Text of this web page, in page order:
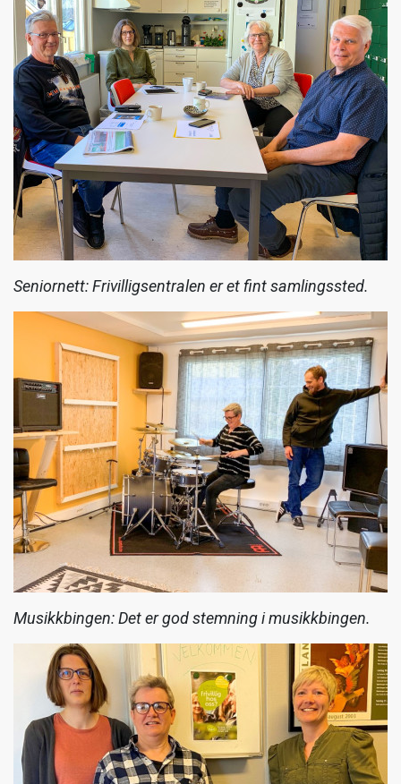
Seniornett: Frivilligsentralen er et fint samlingssted.
Musikkbingen: Det er god stemning i musikkbingen.